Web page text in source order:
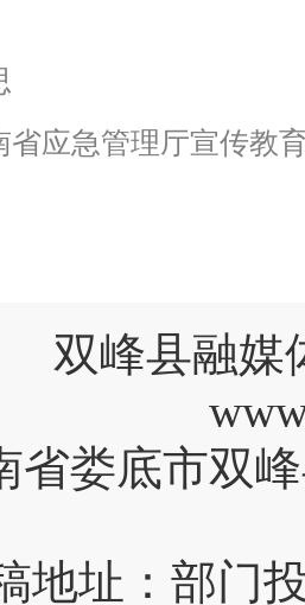
省应急管理厅宣传教
双峰县融媒
省娄底市双
地址：部门